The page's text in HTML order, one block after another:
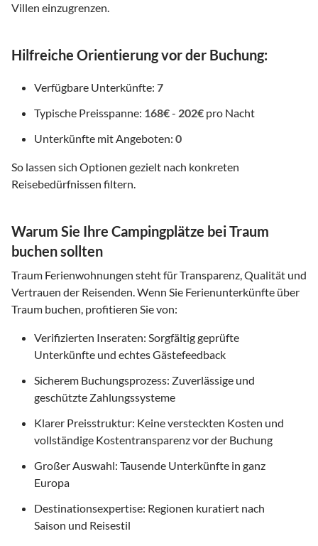
Villen einzugrenzen.
Hilfreiche Orientierung vor der Buchung:
Verfügbare Unterkünfte: 7
Typische Preisspanne: 168€- 202€ pro Nacht
Unterkünfte mit Angeboten: 0
So lassen sich Optionen gezielt nach konkreten
Reisebedürfnissen filtern.
Warum Sie Ihre Campingplätze bei Traum
buchen sollten
Traum Ferienwohnungen steht für Transparenz, Qualität und
Vertrauen der Reisenden. Wenn Sie Ferienunterkünfte über
Traum buchen, profitieren Sie von:
Verifizierten Inseraten: Sorgfältig geprüfte
Unterkünfte und echtes Gästefeedback
Sicherem Buchungsprozess: Zuverlässige und
geschützte Zahlungssysteme
Klarer Preisstruktur: Keine versteckten Kosten und
vollständige Kostentransparenz vor der Buchung
Großer Auswahl: Tausende Unterkünfte in ganz
Europa
Destinationsexpertise: Regionen kuratiert nach
Saison und Reisestil